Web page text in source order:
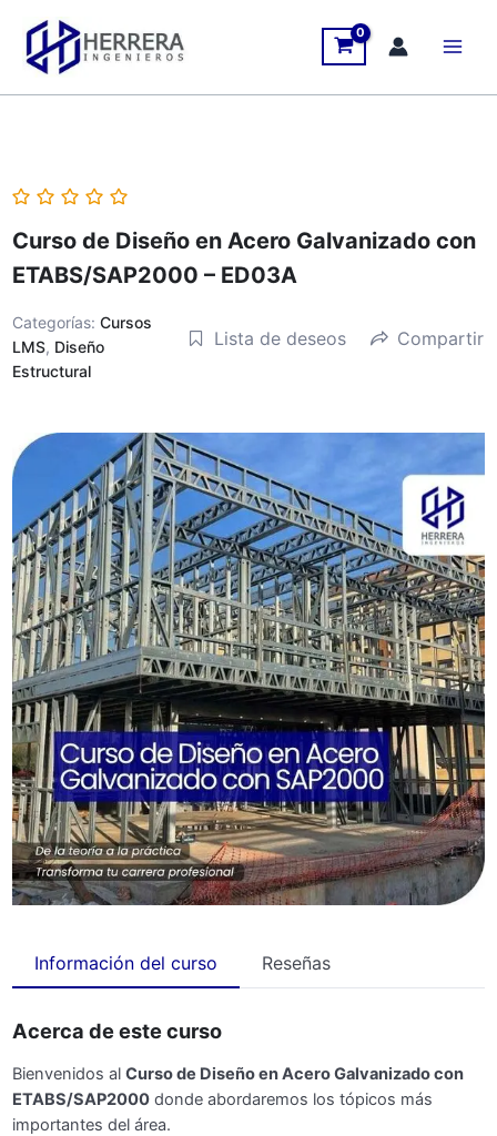
contenido
Curso de Diseño en Acero Galvanizado con
ETABS/SAP2000 – ED03A
Categorías: Cursos
LMS, Diseño
Estructural
Lista de deseos Compartir
Información del curso Reseñas
Acerca de este curso
Bienvenidos al Curso de Diseño en Acero Galvanizado con
ETABS/SAP2000donde abordaremos los tópicos más
importantes del área.